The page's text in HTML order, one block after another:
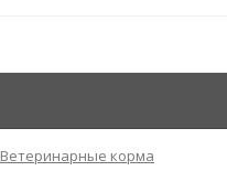
Ветеринарные корма